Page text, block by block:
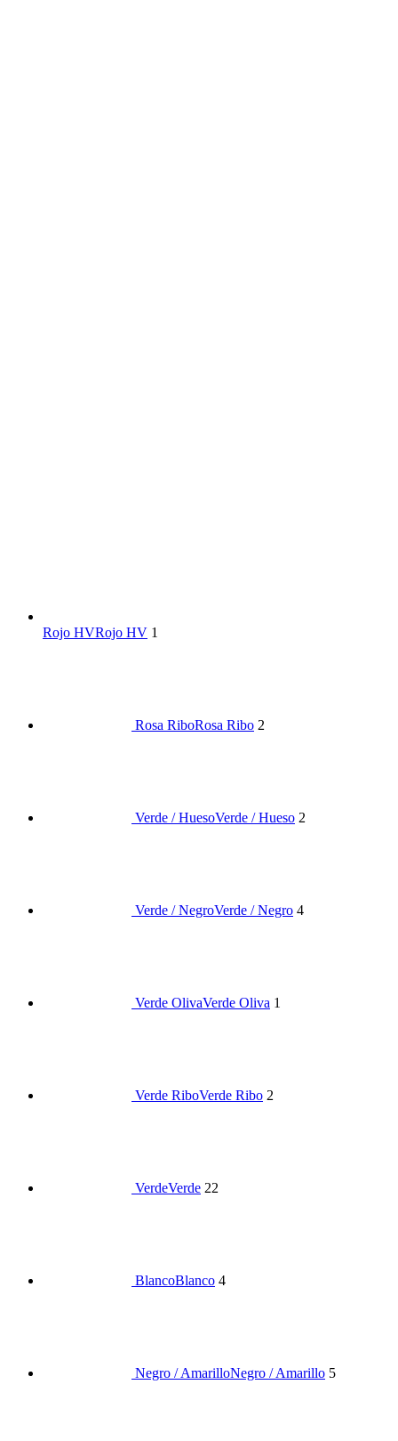
Rojo HVRojo HV 1
Rosa RiboRosa Ribo 2
Verde / HuesoVerde / Hueso 2
Verde / NegroVerde / Negro 4
Verde OlivaVerde Oliva 1
Verde RiboVerde Ribo 2
VerdeVerde 22
BlancoBlanco 4
Negro / AmarilloNegro / Amarillo 5